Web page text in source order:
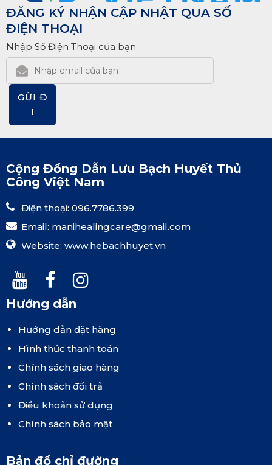
ĐĂNG KÝ NHẬN CẬP NHẬT QUA SỐ
ĐIỆN THOẠI
Nhập Số Điện Thoại của bạn
GỬI Đ
I
Cộng Đồng Dẫn Lưu Bạch Huyết Thủ
Công Việt Nam
Điện thoại: 096.7786.399
Email: manihealingcare@gmail.com
Website: www.hebachhuyet.vn
Hướng dẫn
Hướng dẫn đặt hàng
Hình thức thanh toán
Chính sách giao hàng
Chính sách đổi trả
Điều khoản sử dụng
Chính sách bảo mật
Bản đồ chỉ đường